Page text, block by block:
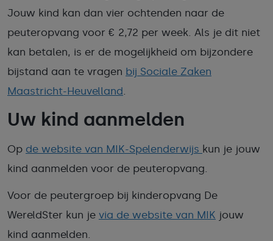
Jouw kind kan dan vier ochtenden naar de
peuteropvang voor € 2,72 per week. Als je dit niet
kan betalen, is er de mogelijkheid om bijzondere
bijstand aan te vragen bij Sociale Zaken
Maastricht-Heuvelland.
Uw kind aanmelden
Op de website van MIK-Spelenderwijs kun je jouw
kind aanmelden voor de peuteropvang.
Voor de peutergroep bij kinderopvang De
WereldSter kun je via de website van MIK jouw
kind aanmelden.